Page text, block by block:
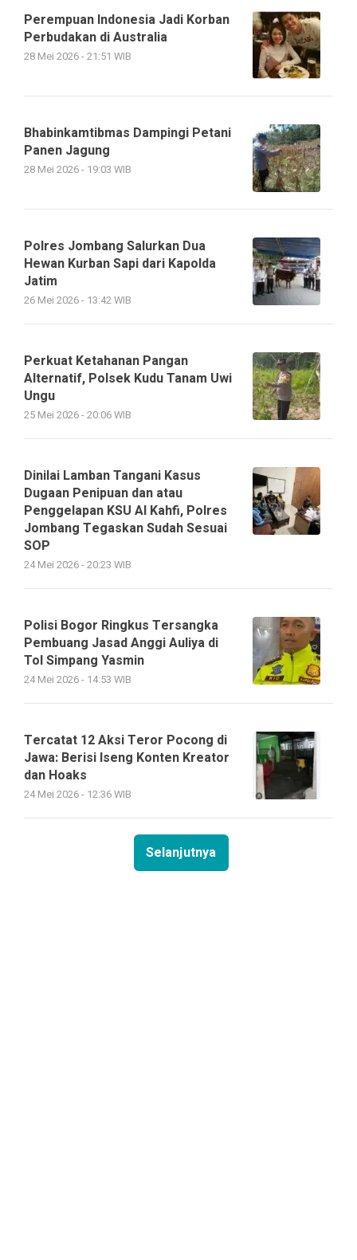
Perempuan Indonesia Jadi Korban
Perbudakan di Australia
28 Mei 2026 - 21:51 WIB
Bhabinkamtibmas Dampingi Petani
Panen Jagung
28 Mei 2026 - 19:03 WIB
Polres Jombang Salurkan Dua
Hewan Kurban Sapi dari Kapolda
Jatim
26 Mei 2026 - 13:42 WIB
Perkuat Ketahanan Pangan
Alternatif, Polsek Kudu Tanam Uwi
Ungu
25 Mei 2026 - 20:06 WIB
Dinilai Lamban Tangani Kasus
Dugaan Penipuan dan atau
Penggelapan KSU Al Kahfi, Polres
Jombang Tegaskan Sudah Sesuai
SOP
24 Mei 2026 - 20:23 WIB
Polisi Bogor Ringkus Tersangka
Pembuang Jasad Anggi Auliya di
Tol Simpang Yasmin
24 Mei 2026 - 14:53 WIB
Tercatat 12 Aksi Teror Pocong di
Jawa: Berisi Iseng Konten Kreator
dan Hoaks
24 Mei 2026 - 12:36 WIB
Selanjutnya